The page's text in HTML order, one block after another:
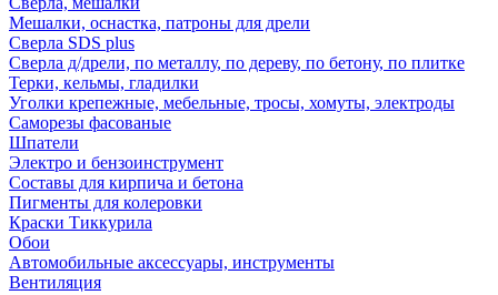
Мешалки, оснастка, патроны для дрели
Сверла SDS plus
Сверла д/дрели, по металлу, по дереву, по бетону, по плитке
Терки, кельмы, гладилки
Уголки крепежные, мебельные, тросы, хомуты, электроды
Саморезы фасованые
Шпатели
Электро и бензоинструмент
Составы для кирпича и бетона
Пигменты для колеровки
Краски Тиккурила
Обои
Автомобильные аксессуары, инструменты
Вентиляция